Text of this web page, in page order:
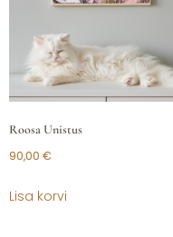
Roosa Unistus
90,00 €
Lisa korvi